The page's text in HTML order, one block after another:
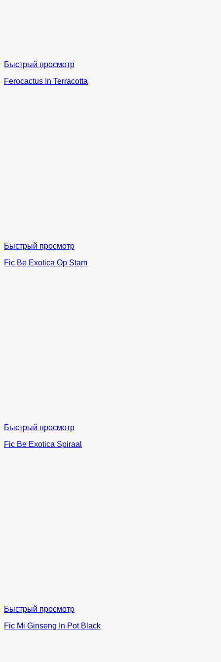
Быстрый просмотр
Ferocactus In Terracotta
Быстрый просмотр
Fic Be Exotica Op Stam
Быстрый просмотр
Fic Be Exotica Spiraal
Быстрый просмотр
Fic Mi Ginseng In Pot Black